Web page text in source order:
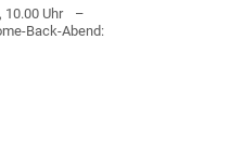
10.00 Uhr
–
Back-Abend: